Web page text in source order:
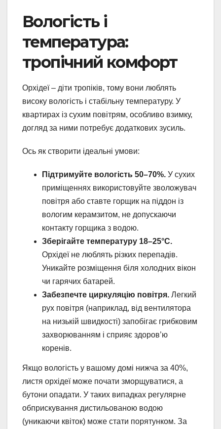
Вологість і
температура:
тропічний комфорт
Орхідеї – діти тропіків, тому вони люблять
високу вологість і стабільну температуру. У
квартирах із сухим повітрям, особливо взимку,
догляд за ними потребує додаткових зусиль.
Ось як створити ідеальні умови:
Підтримуйте вологість 50–70%. У сухих
приміщеннях використовуйте зволожувач
повітря або ставте горщик на піддон із
вологим керамзитом, не допускаючи
контакту горщика з водою.
Зберігайте температуру 18–25°C.
Орхідеї не люблять різких перепадів.
Уникайте розміщення біля холодних вікон
чи гарячих батарей.
Забезпечте циркуляцію повітря. Легкий
рух повітря (наприклад, від вентилятора
на низькій швидкості) запобігає грибковим
захворюванням і сприяє здоров’ю
коренів.
Якщо вологість у вашому домі нижча за 40%,
листя орхідеї може почати зморщуватися, а
бутони опадати. У таких випадках регулярне
обприскування дистильованою водою
(уникаючи квіток) може стати порятунком. За